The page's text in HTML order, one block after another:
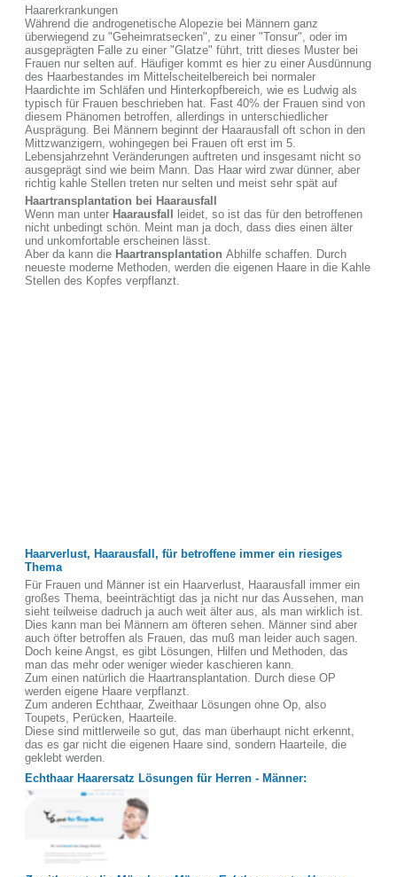
Haarerkrankungen
Während die androgenetische Alopezie bei Männern ganz
überwiegend zu "Geheimratsecken", zu einer "Tonsur", oder im
ausgeprägten Falle zu einer "Glatze" führt, tritt dieses Muster bei
Frauen nur selten auf. Häufiger kommt es hier zu einer Ausdünnung
des Haarbestandes im Mittelscheitelbereich bei normaler
Haardichte im Schläfen und Hinterkopfbereich, wie es Ludwig als
typisch für Frauen beschrieben hat. Fast 40% der Frauen sind von
diesem Phänomen betroffen, allerdings in unterschiedlicher
Ausprägung. Bei Männern beginnt der Haarausfall oft schon in den
Mittzwanzigern, wohingegen bei Frauen oft erst im 5.
Lebensjahrzehnt Veränderungen auftreten und insgesamt nicht so
ausgeprägt sind wie beim Mann. Das Haar wird zwar dünner, aber
richtig kahle Stellen treten nur selten und meist sehr spät auf
Haartransplantation bei Haarausfall
Wenn man unter Haarausfall
leidet, so ist das für den betroffenen
nicht unbedingt schön. Meint man ja doch, dass dies einen älter
und unkomfortable erscheinen lässt.
Aber da kann die Haartransplantation Abhilfe schaffen. Durch
neueste moderne Methoden, werden die eigenen Haare in die Kahle
Stellen des Kopfes verpflanzt.
Haarverlust, Haarausfall, für betroffene immer ein riesiges
Thema
Für Frauen und Männer ist ein Haarverlust, Haarausfall immer ein
großes Thema, beeinträchtigt das ja nicht nur das Aussehen, man
sieht teilweise dadruch ja auch weit älter aus, als man wirklich ist.
Dies kann man bei Männern am öfteren sehen. Männer sind aber
auch öfter betroffen als Frauen, das muß man leider auch sagen.
Doch keine Angst, es gibt Lösungen, Hilfen und Methoden, das
man das mehr oder weniger wieder kaschieren kann.
Zum einen natürlich die Haartransplantation. Durch diese OP
werden eigene Haare verpflanzt.
Zum anderen Echthaar, Zweithaar Lösungen ohne Op, also
Toupets, Perücken, Haarteile.
Diese sind mittlerweile so gut, das man überhaupt nicht erkennt,
das es gar nicht die eigenen Haare sind, sondern Haarteile, die
geklebt werden.
Echthaar Haarersatz Lösungen für Herren - Männer: